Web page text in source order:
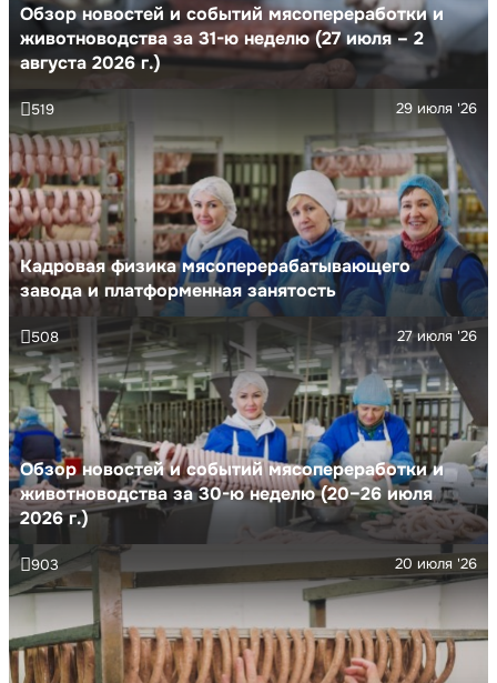
Обзор новостей и событий мясопереработки и
животноводства за 31-ю неделю (27 июля – 2
августа 2026 г.)
Кадровая физика мясоперерабатывающего
завода и платформенная занятость
29 июля '26
519
Обзор новостей и событий мясопереработки и
животноводства за 30-ю неделю (20–26 июля
2026 г.)
27 июля '26
508
20 июля '26
903